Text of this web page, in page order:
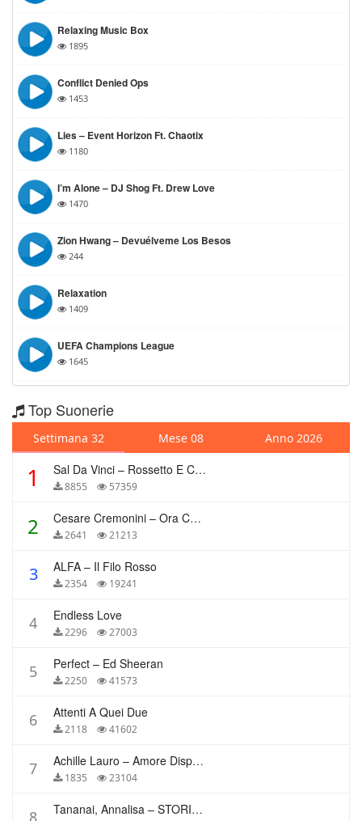
Relaxing Music Box
1895
Conflict Denied Ops
1453
Lies – Event Horizon Ft. Chaotix
1180
I’m Alone – DJ Shog Ft. Drew Love
1470
Zion Hwang – Devuélveme Los Besos
244
Relaxation
1409
UEFA Champions League
1645
Top Suonerie
Settimana 32 Mese 08 Anno 2026
1 Sal Da Vinci – Rossetto E Caffè
8855 57359
2 Cesare Cremonini – Ora Che Non Ho Più Te
2641 21213
3 ALFA – Il Filo Rosso
2354 19241
4 Endless Love
2296 27003
5 Perfect – Ed Sheeran
2250 41573
6 Attenti A Quei Due
2118 41602
7 Achille Lauro – Amore Disperato
1835 23104
8 Tananai, Annalisa – STORIE BREVI